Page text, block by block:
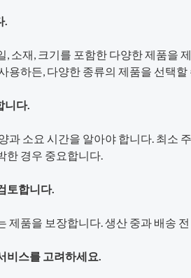
.
, 소재, 크기를 포함한 다양한 제품을
용하든, 다양한 종류의 제품을 선택할
니다.
과 소요 시간을 알아야 합니다. 최소
한 경우 중요합니다.
토합니다.
제품을 보장합니다. 생산 중과 배송
비스를 고려하세요.